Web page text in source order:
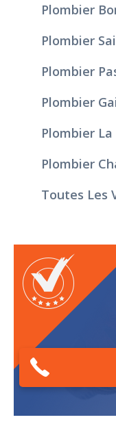
Plombier
Plombier
Plombier
Plombier
Plombier La
Plombier
Toutes Les